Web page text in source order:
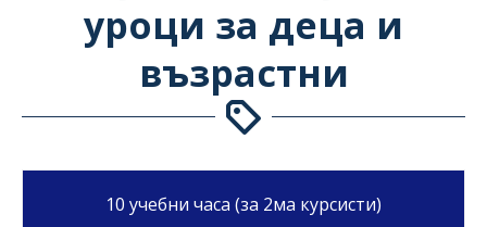
уроци за деца и
възрастни
10 учебни часа (за 2ма курсисти)